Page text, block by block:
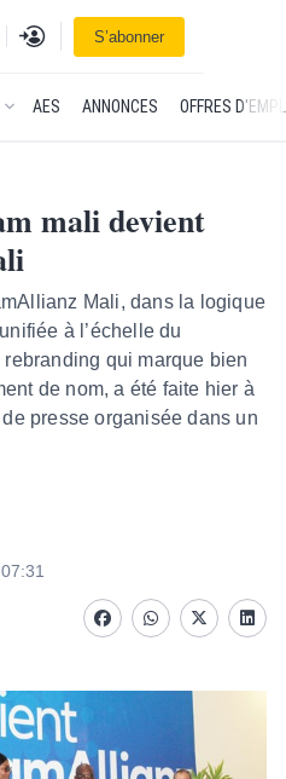
la une
Se connecterS’abonner
L'ESSOR
AES ANNONCES OFFRES
mali devient
Mali, dans la logique
à l’échelle du
qui marque bien
de nom, a été faite hier à
presse organisée dans un
FacebookwhatsappTwitter